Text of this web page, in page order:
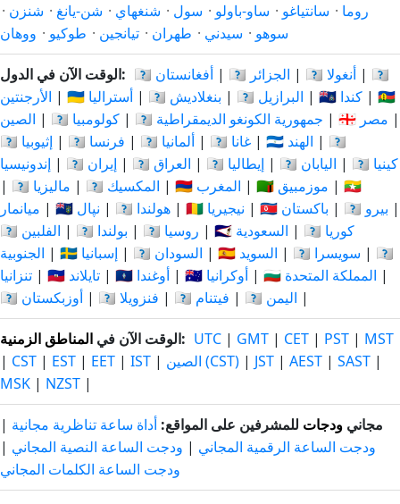
روما · سانتياغو · ساو-باولو · سول · شنغهاي · شن-يانغ · شنزن ·
سوهو · سيدني · طهران · تيانجين · طوكيو · ووهان
الوقت الآن في الدول: 🇦🇫 أفغانستان | 🇩🇿 الجزائر | 🇦🇴 أنغولا | 🇦🇷
الأرجنتين | 🇦🇺 أستراليا | 🇧🇩 بنغلاديش | 🇧🇷 البرازيل | 🇨🇦 كندا | 🇨🇳
الصين | 🇨🇴 كولومبيا | 🇨🇩 جمهورية الكونغو الديمقراطية | 🇪🇬 مصر |
🇪🇹 إثيوبيا | 🇫🇷 فرنسا | 🇩🇪 ألمانيا | 🇬🇭 غانا | 🇮🇳 الهند | 🇮🇩
إندونيسيا | 🇮🇷 إيران | 🇮🇶 العراق | 🇮🇹 إيطاليا | 🇯🇵 اليابان |
🇰🇪 كينيا
|
🇲🇾 ماليزيا | 🇲🇽 المكسيك | 🇲🇦 المغرب | 🇲🇿 موزمبيق | 🇲🇲
ميانمار | 🇳🇵 نپال | 🇳🇱 هولندا | 🇳🇬 نيجيريا | 🇵🇰 باكستان | 🇵🇪 بيرو |
🇵🇭 الفلبين | 🇵🇱 بولندا | 🇷🇺 روسيا | 🇸🇦 السعودية | 🇰🇷 كوريا
الجنوبية | 🇪🇸 إسبانيا | 🇸🇩 السودان | 🇸🇪 السويد | 🇨🇭 سويسرا | 🇹🇿
تنزانيا | 🇹🇭 تايلاند | 🇺🇬 أوغندا | 🇺🇦 أوكرانيا | 🇬🇧 المملكة المتحدة |
🇺🇿 أوزبكستان | 🇻🇪 فنزويلا | 🇻🇳 فيتنام | 🇾🇪 اليمن |
الوقت الآن في المناطق الزمنية : UTC | GMT | CET | PST | MST
| CST | EST | EET | IST | الصين (CST) | JST | AEST | SAST |
MSK | NZST |
مجاني ودجات للمشرفين على المواقع: أداة ساعة تناظرية مجانية |
ودجت الساعة الرقمية المجاني | ودجت الساعة النصية المجاني |
ودجت الساعة الكلمات المجاني